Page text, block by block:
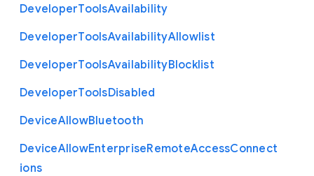
DeveloperToolsAvailability
DeveloperToolsAvailabilityAllowlist
DeveloperToolsAvailabilityBlocklist
DeveloperToolsDisabled
DeviceAllowBluetooth
DeviceAllowEnterpriseRemoteAccessConnect
ions